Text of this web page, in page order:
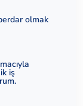
olmak
iş